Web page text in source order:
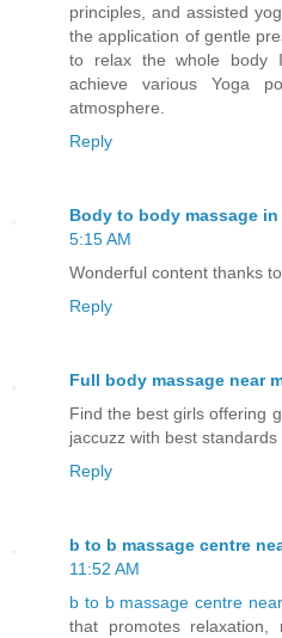
principles, and assisted
the application of gentle
to relax the whole body
achieve various Yoga
atmosphere.
Reply
Body to body massage in
5:15 AM
Wonderful content thanks
Reply
Full body massage near
Find the best girls offering
jaccuzz with best standards
Reply
b to b massage centre
11:52 AM
b to b massage centre
that promotes relaxation,